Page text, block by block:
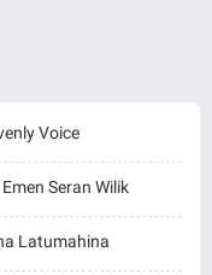
Voice
Seran Wilik
Latumahina